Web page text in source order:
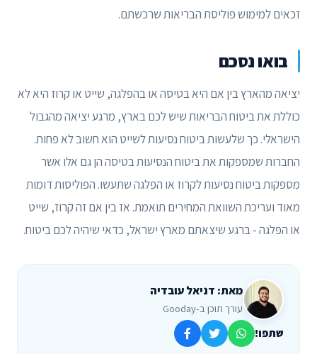
זכאים למימוש פוליסת הבריאות שרכשתם.
בואו נסכם
יציאה מהארץ בין אם היא בטיסה או בהפלגה, שייט או קרוז היא לא
כוללת את ביטוח הבריאות שיש לכם בארץ, מרגע יציאה מהגבול
הישראלי. כך שלעשות ביטוח נסיעות לשייט הוא חשוב לא פחות.
החברות שמספקות את ביטוח הנסיעות בטיסה הן גם אלו אשר
מספקות ביטוח נסיעות לקרוז או הפלגה שתעשו. הפוליסות דומות
מאוד ועריכת השוואת המחירים תואמת. אז בין אם זה קרוז, שייט
או הפלגה - ברגע שיצאתם מארץ ישראל, כדאי שיהיה לכם ביטוח.
מאת: דניאל עובדיה
עורך תוכן ב-Gooday
שתפו!